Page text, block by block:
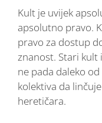
Kult je uvijek
apsolutno pravo.
pravo za dostup
znanost. Stari kult
ne pada daleko
kolektiva da
heretičara.